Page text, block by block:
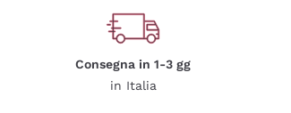
Consegna in 1-3 gg
in Italia